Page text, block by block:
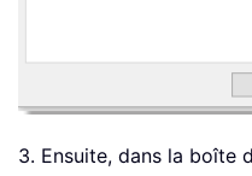
3. Ensuite, dans la boîte